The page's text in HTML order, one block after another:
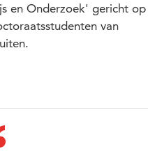
en Onderzoek' gericht op
van